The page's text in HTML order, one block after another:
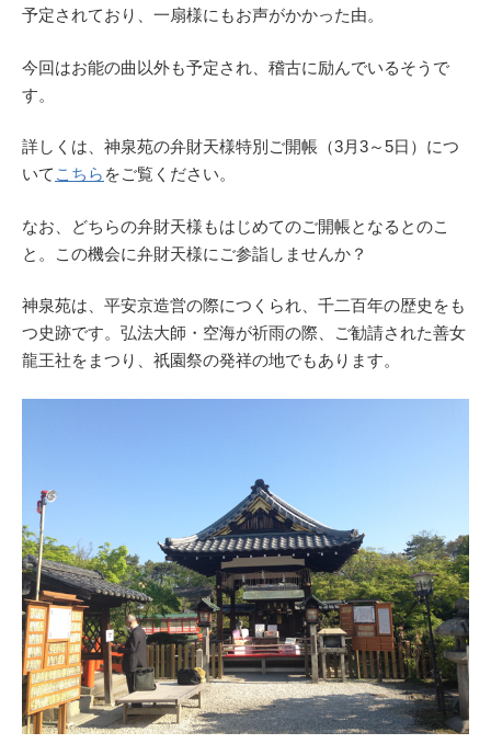
予定されており、一扇様にもお声がかかった由。
今回はお能の曲以外も予定され、稽古に励んでいるそうで
す。
詳しくは、神泉苑の弁財天様特別ご開帳（3月3～5日）につ
いて こちら をご覧ください。
なお、どちらの弁財天様もはじめてのご開帳となるとのこ
と。この機会に弁財天様にご参詣しませんか？
神泉苑は、平安京造営の際につくられ、千二百年の歴史をも
つ史跡です。弘法大師・空海が祈雨の際、ご勧請された善女
龍王社をまつり、祇園祭の発祥の地でもあります。